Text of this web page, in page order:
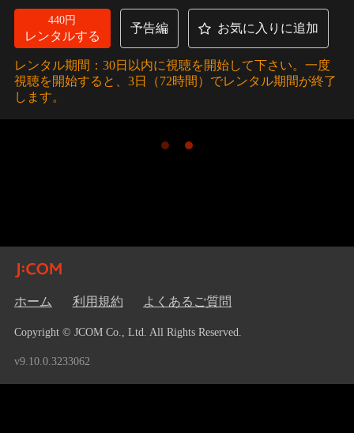
ってしまう。
440円
レンタルする
予告編 お気に入りに追加
レンタル期間：30日以内に視聴を開始して下さい。一度
視聴を開始すると、3日（72時間）でレンタル期間が終了
します。
ホーム 利用規約 よくあるご質問
Copyright © JCOM Co., Ltd. All Rights Reserved.
v9.10.0.3233062